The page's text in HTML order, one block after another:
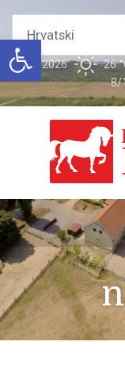
Open toolbar
8/10/2026 26 °
8/